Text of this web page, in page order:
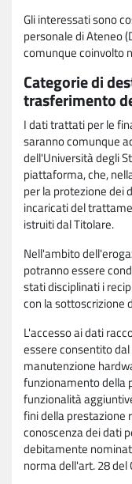
Gli interessati sono
personale di Ateneo
comunque coinvolto
Categorie di
trasferimento
I dati trattati per le
saranno comunque
dell'Università degli
piattaforma, che,
per la protezione
incaricati del
istruiti dal Titolare.
Nell'ambito
potranno essere
stati disciplinati i
con la sottoscrizione
L'accesso ai dati
essere consentito
manutenzione
funzionamento della
funzionalità
fini della prestazione
conoscenza dei dati
debitamente
norma dell'art. 28 del